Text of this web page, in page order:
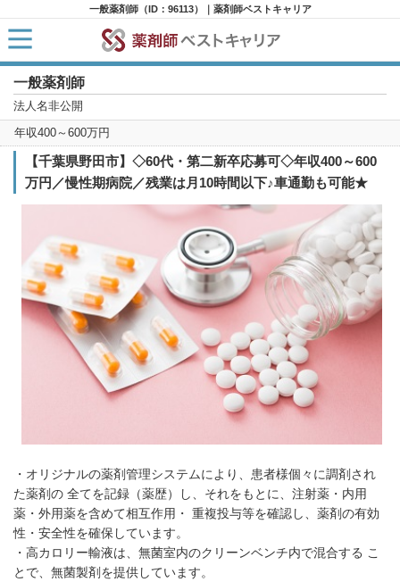
一般薬剤師（ID：96113）｜薬剤師ベストキャリア
一般薬剤師
法人名非公開
年収400～600万円
【千葉県野田市】◇60代・第二新卒応募可◇年収400～600
万円／慢性期病院／残業は月10時間以下♪車通勤も可能★
・オリジナルの薬剤管理システムにより、患者様個々に調剤され
た薬剤の 全てを記録（薬歴）し、それをもとに、注射薬・内用
薬・外用薬を含めて相互作用・ 重複投与等を確認し、薬剤の有効
性・安全性を確保しています。
・高カロリー輸液は、無菌室内のクリーンベンチ内で混合する こ
とで、無菌製剤を提供しています。
HOME
求人検索
新着求人
求人ランキング
キャリアアドバイザー紹介
コラム
転職支援サービスに申し込む